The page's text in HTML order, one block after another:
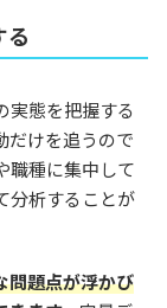
る
実態を把握する
だけを追うので
職種に集中して
分析することが
問題点が浮かび